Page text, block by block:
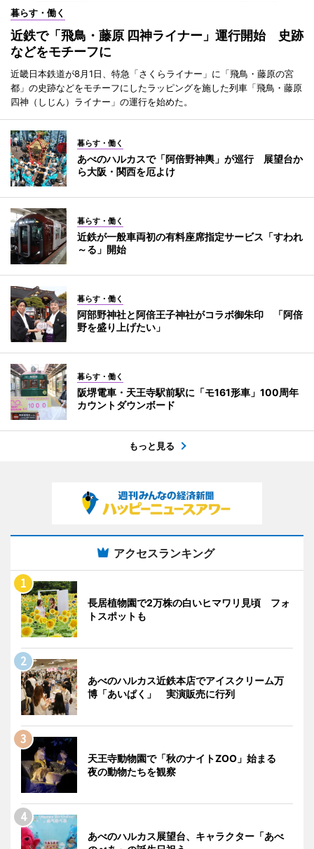
暮らす・働く
近鉄で「飛鳥・藤原 四神ライナー」運行開始 史跡
などをモチーフに
近畿日本鉄道が8月1日、特急「さくらライナー」に「飛鳥・藤原の宮
都」の史跡などをモチーフにしたラッピングを施した列車「飛鳥・藤原
四神（しじん）ライナー」の運行を始めた。
暮らす・働く
あべのハルカスで「阿倍野神輿」が巡行 展望台か
ら大阪・関西を厄よけ
暮らす・働く
近鉄が一般車両初の有料座席指定サービス「すわれ
～る」開始
暮らす・働く
阿部野神社と阿倍王子神社がコラボ御朱印 「阿倍
野を盛り上げたい」
暮らす・働く
阪堺電車・天王寺駅前駅に「モ161形車」100周年
カウントダウンボード
もっと見る
アクセスランキング
長居植物園で2万株の白いヒマワリ見頃 フォ
トスポットも
あべのハルカス近鉄本店でアイスクリーム万
博「あいぱく」 実演販売に行列
天王寺動物園で「秋のナイトZOO」始まる
夜の動物たちを観察
あべのハルカス展望台、キャラクター「あべ